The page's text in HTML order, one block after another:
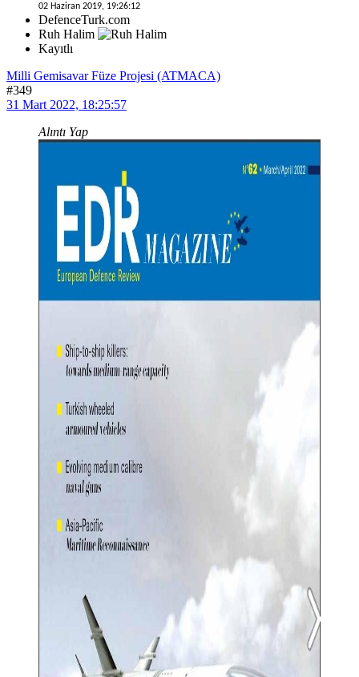
02 Haziran 2019, 19:26:12
DefenceTurk.com
Ruh Halim
Kayıtlı
Milli Gemisavar Füze Projesi (ATMACA)
#349
31 Mart 2022, 18:25:57
Alıntı Yap